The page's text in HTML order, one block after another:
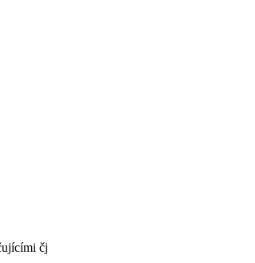
čj